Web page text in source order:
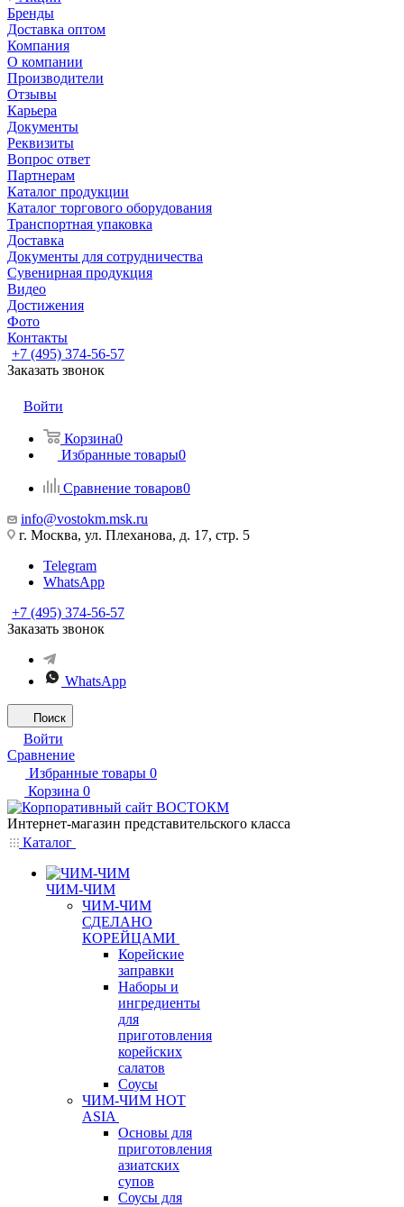
Бренды
Доставка оптом
Компания
О компании
Производители
Отзывы
Карьера
Документы
Реквизиты
Вопрос ответ
Партнерам
Каталог продукции
Каталог торгового оборудования
Транспортная упаковка
Доставка
Документы для сотрудничества
Сувенирная продукция
Видео
Достижения
Фото
Контакты
+7 (495) 374-56-57
Заказать звонок
Войти
Корзина0
Избранные товары0
Сравнение товаров0
info@vostokm.msk.ru
г. Москва, ул. Плеханова, д. 17, стр. 5
Telegram
WhatsApp
+7 (495) 374-56-57
Заказать звонок
WhatsApp
Поиск
Войти
Сравнение
Избранные товары 0
Корзина 0
Интернет-магазин представительского класса
Каталог
ЧИМ-ЧИМ
ЧИМ-ЧИМ
СДЕЛАНО
КОРЕЙЦАМИ
Корейские
заправки
Наборы и
ингредиенты
для
приготовления
корейских
салатов
Соусы
ЧИМ-ЧИМ HOT
ASIA
Основы для
приготовления
азиатских
супов
Соусы для